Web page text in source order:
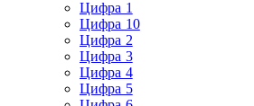
Цифра 1
Цифра 10
Цифра 2
Цифра 3
Цифра 4
Цифра 5